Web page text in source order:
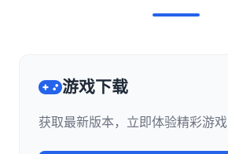
游戏下载
获取最新版本，立即体验精彩游戏